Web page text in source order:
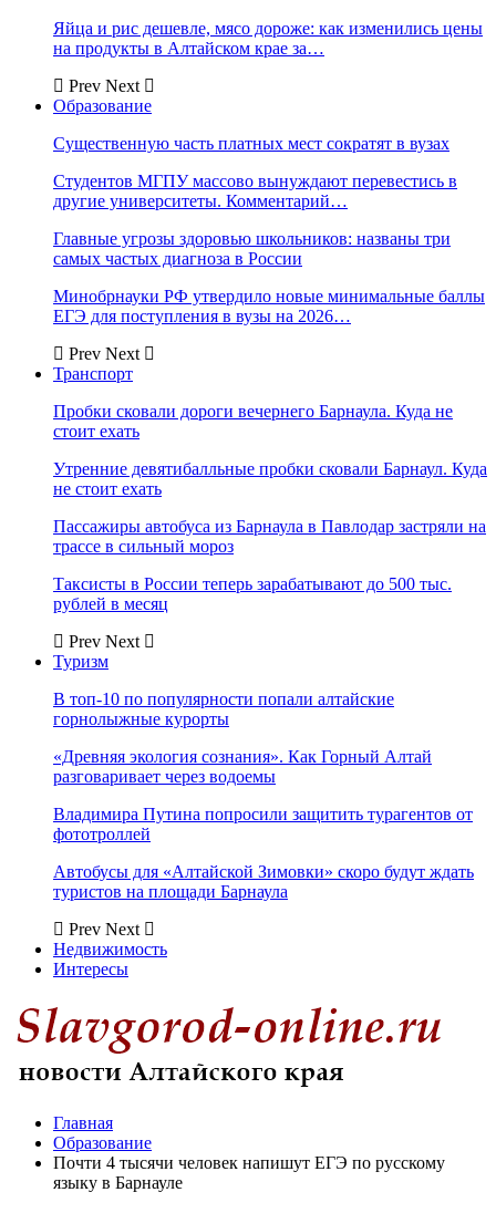
Яйца и рис дешевле, мясо дороже: как изменились цены
на продукты в Алтайском крае за…
Prev Next
Образование
Существенную часть платных мест сократят в вузах
Студентов МГПУ массово вынуждают перевестись в
другие университеты. Комментарий…
Главные угрозы здоровью школьников: названы три
самых частых диагноза в России
Минобрнауки РФ утвердило новые минимальные баллы
ЕГЭ для поступления в вузы на 2026…
Prev Next
Транспорт
Пробки сковали дороги вечернего Барнаула. Куда не
стоит ехать
Утренние девятибалльные пробки сковали Барнаул. Куда
не стоит ехать
Пассажиры автобуса из Барнаула в Павлодар застряли на
трассе в сильный мороз
Таксисты в России теперь зарабатывают до 500 тыс.
рублей в месяц
Prev Next
Туризм
В топ-10 по популярности попали алтайские
горнолыжные курорты
«Древняя экология сознания». Как Горный Алтай
разговаривает через водоемы
Владимира Путина попросили защитить турагентов от
фототроллей
Автобусы для «Алтайской Зимовки» скоро будут ждать
туристов на площади Барнаула
Prev Next
Недвижимость
Интересы
Главная
Образование
Почти 4 тысячи человек напишут ЕГЭ по русскому
языку в Барнауле